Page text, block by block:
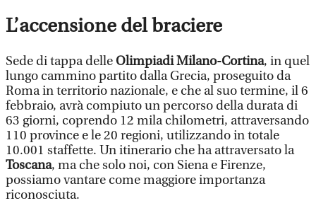
L’accensione del braciere
Sede di tappa delle Olimpiadi Milano-Cortina, in quel
lungo cammino partito dalla Grecia, proseguito da
Roma in territorio nazionale, e che al suo termine, il 6
febbraio, avrà compiuto un percorso della durata di
63 giorni, coprendo 12 mila chilometri, attraversando
110 province e le 20 regioni, utilizzando in totale
10.001 staffette. Un itinerario che ha attraversato la
Toscana, ma che solo noi, con Siena e Firenze,
possiamo vantare come maggiore importanza
riconosciuta.